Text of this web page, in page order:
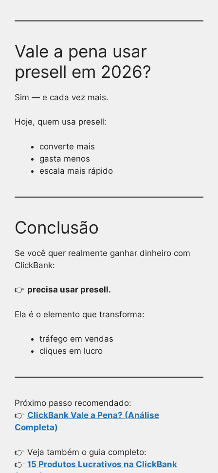
Vale a pena usar
presell em 2026?
Sim — e cada vez mais.
Hoje, quem usa presell:
converte mais
gasta menos
escala mais rápido
Conclusão
Se você quer realmente ganhar dinheiro com
ClickBank:
👉 precisa usar presell.
Ela é o elemento que transforma:
tráfego em vendas
cliques em lucro
Próximo passo recomendado:
👉 ClickBank Vale a Pena? (Análise
Completa)
👉 Veja também o guia completo:
👉 15 Produtos Lucrativos na ClickBank